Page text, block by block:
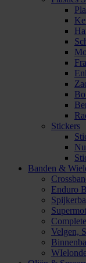
Stickers
Banden &
Enduro
Velgen,